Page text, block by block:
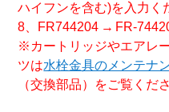
ハイフンを含む)を入力く
8、FR744204 → FR-
※カートリッジやエアレ
ツは水栓金具のメンテナ
（交換部品）をご覧くだ